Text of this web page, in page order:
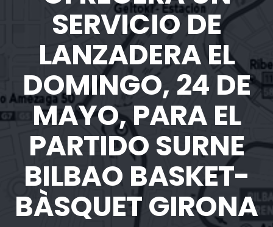
SERVICIO DE
LANZADERA EL
DOMINGO, 24 DE
MAYO, PARA EL
PARTIDO SURNE
BILBAO BASKET-
BÀSQUET GIRONA